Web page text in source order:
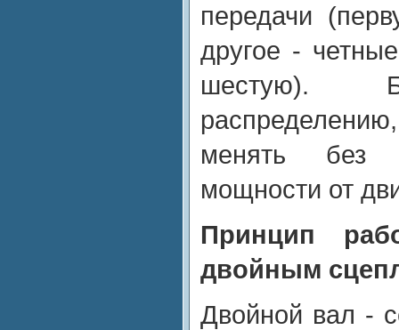
передачи
другое -
шестую).
менять без
мощности от
Принцип
двойным
Двойной вал -